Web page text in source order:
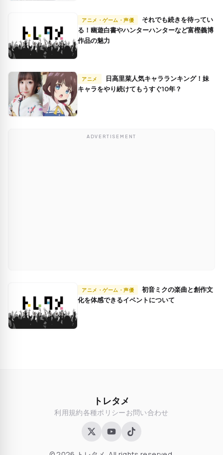
アニメ・ゲーム・声優
る！幽遊白書やハンターハンターなど富樫義博
作品の魅力
アニメ
キャラをやり続けてもうすぐ10年？
ADVERTISEMENT
アニメ・ゲーム・声優
化を体感できるイベントについて
トレタメ
利用規約各種ポリシーお問い合わせ